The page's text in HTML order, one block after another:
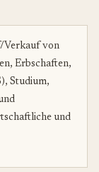
Verkauf von
Erbschaften,
Studium,
und